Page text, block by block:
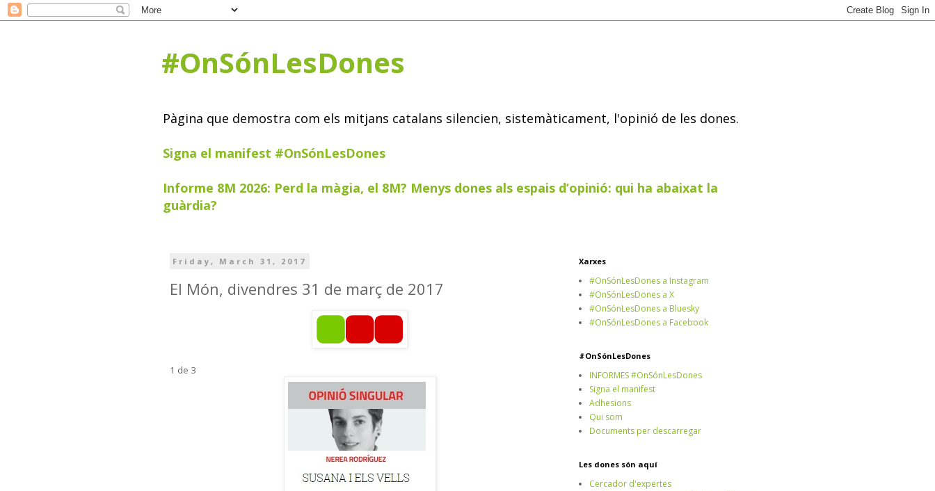
#OnSónLesDones
Pàgina que demostra com els mitjans catalans silencien, sistemàticament, l'opinió de les dones.
Signa el manifest #OnSónLesDones
Informe 8M 2026: Perd la màgia, el 8M? Menys dones als espais d’opinió: qui ha abaixat la
guàrdia?
Friday, March 31, 2017
El Món, divendres 31 de març de 2017
1 de 3
Xarxes
#OnSónLesDones a Instagram
#OnSónLesDones a X
#OnSónLesDones a Bluesky
#OnSónLesDones a Facebook
#OnSónLesDones
INFORMES #OnSónLesDones
Signa el manifest
Adhesions
Qui som
Documents per descarregar
Les dones són aquí
Cercador d'expertes